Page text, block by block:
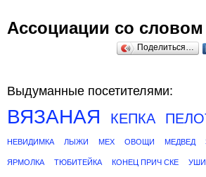
Ассоциации со
Поделиться…
Выдуманные посетителями:
ВЯЗАНАЯ КЕПКА
НЕВИДИМКА ЛЫЖИ МЕХ ОВОЩИ МЕДВЕД
ЯРМОЛКА ТЮБИТЕЙКА КОНЕЦ ПРИЧ СКЕ УШИ